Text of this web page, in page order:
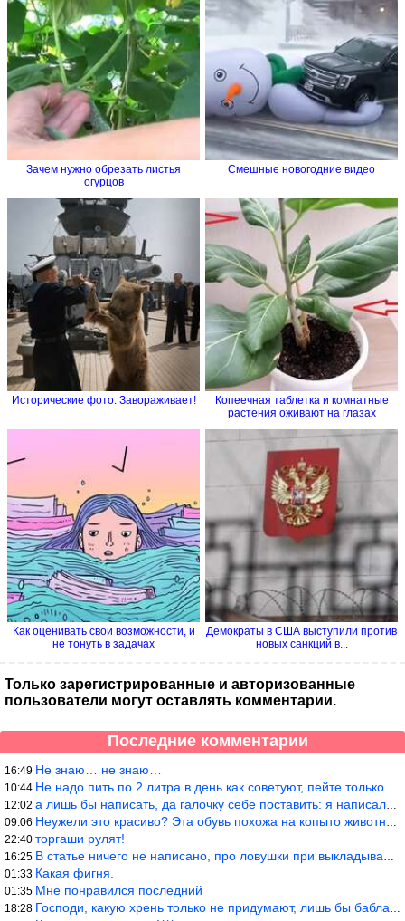
Зачем нужно обрезать листья
огурцов
Смешные новогодние видео
Исторические фото. Завораживает!
Копеечная таблетка и комнатные
растения оживают на глазах
Как оценивать свои возможности, и
не тонуть в задачах
Демократы в США выступили против
новых санкций в...
Только зарегистрированные и авторизованные
пользователи могут оставлять комментарии.
Последние комментарии
16:49 Не знаю… не знаю…
10:44 Не надо пить по 2 литра в день как советуют, пейте только когда
12:02 а лишь бы написать, да галочку себе поставить: я написала статью
09:06 Неужели это красиво? Эта обувь похожа на копыто животного, не хв
22:40 торгаши рулят!
16:25 В статье ничего не написано, про ловушки при выкладывании товара
01:33 Какая фигня.
01:35 Мне понравился последний
18:28 Господи, какую хрень только не придумают, лишь бы бабла срубить!